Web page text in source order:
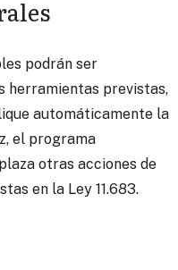
podrán ser
herramientas previstas,
automáticamente la
el programa
otras acciones de
en la Ley 11.683.